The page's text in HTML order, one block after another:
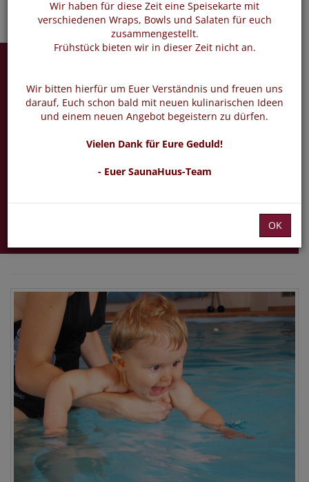
12 - 24 Monate
Babyschwimmen ab 12
Sonntag 21.03.2027 -
Wir haben für diese Zeit eine Speisekarte mit
verschiedenen Wraps, Bowls und Salaten für euch
zusammengestellt.
Frühstück bieten wir in dieser Zeit nicht an.
Wir bitten hierfür um Euer Verständnis und freuen uns
darauf, Euch schon bald mit neuen kulinarischen Ideen
und einem neuen Angebot begeistern zu dürfen.
Vielen Dank für Eure Geduld!
- Euer SaunaHuus-Team
OK